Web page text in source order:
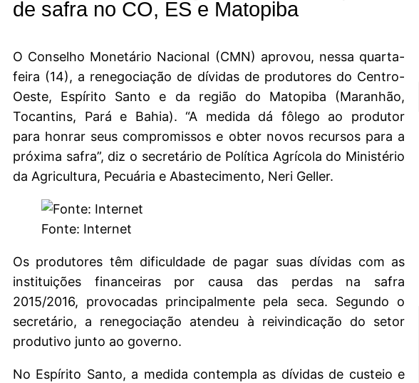
de safra no CO, ES e Matopiba
O Conselho Monetário Nacional (CMN) aprovou, nessa quarta-
feira (14), a renegociação de dívidas de produtores do Centro-
Oeste, Espírito Santo e da região do Matopiba (Maranhão,
Tocantins, Pará e Bahia). “A medida dá fôlego ao produtor
para honrar seus compromissos e obter novos recursos para a
próxima safra”, diz o secretário de Política Agrícola do Ministério
da Agricultura, Pecuária e Abastecimento, Neri Geller.
Fonte: Internet
Os produtores têm dificuldade de pagar suas dívidas com as
instituições financeiras por causa das perdas na safra
2015/2016, provocadas principalmente pela seca. Segundo o
secretário, a renegociação atendeu à reivindicação do setor
produtivo junto ao governo.
No Espírito Santo, a medida contempla as dívidas de custeio e